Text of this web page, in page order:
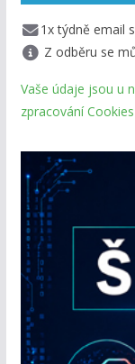
1x týdně email
Z odběru se
Vaše údaje jsou u
zpracování